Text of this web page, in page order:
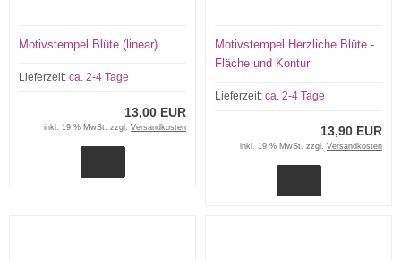
Motivstempel Blüte (linear)
Lieferzeit: ca. 2-4 Tage
13,00 EUR
inkl. 19 % MwSt. zzgl. Versandkosten
Motivstempel Herzliche Blüte -
Fläche und Kontur
Lieferzeit: ca. 2-4 Tage
13,90 EUR
inkl. 19 % MwSt. zzgl. Versandkosten